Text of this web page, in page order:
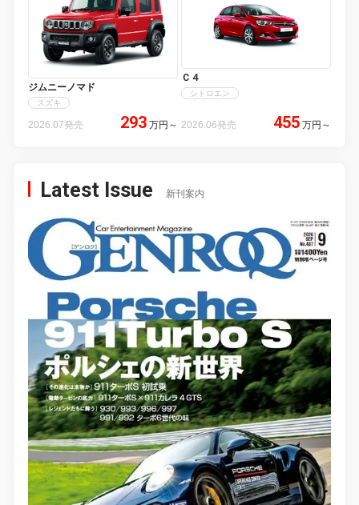
ジムニーノマド
スズキ
2026.07発売 293 万円 ～
Ｃ４
シトロエン
2026.06発売 455 万円 ～
Latest Issue 新刊案内